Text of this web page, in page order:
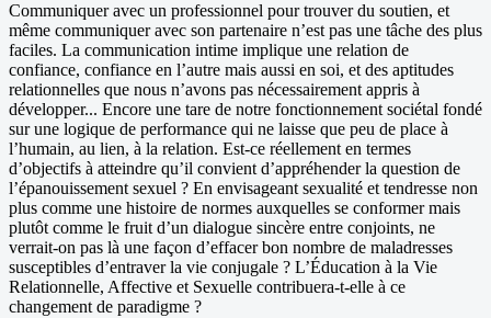
Communiquer avec un professionnel pour trouver du soutien, et
même communiquer avec son partenaire n’est pas une tâche des plus
faciles. La communication intime implique une relation de
confiance, confiance en l’autre mais aussi en soi, et des aptitudes
relationnelles que nous n’avons pas nécessairement appris à
développer... Encore une tare de notre fonctionnement sociétal fondé
sur une logique de performance qui ne laisse que peu de place à
l’humain, au lien, à la relation. Est-ce réellement en termes
d’objectifs à atteindre qu’il convient d’appréhender la question de
l’épanouissement sexuel ? En envisageant sexualité et tendresse non
plus comme une histoire de normes auxquelles se conformer mais
plutôt comme le fruit d’un dialogue sincère entre conjoints, ne
verrait-on pas là une façon d’effacer bon nombre de maladresses
susceptibles d’entraver la vie conjugale ? L’Éducation à la Vie
Relationnelle, Affective et Sexuelle contribuera-t-elle à ce
changement de paradigme ?